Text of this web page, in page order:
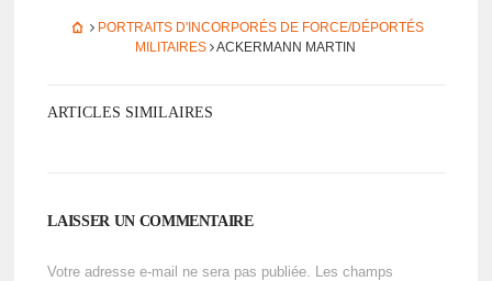
PORTRAITS D'INCORPORÉS DE FORCE/DÉPORTÉS
MILITAIRES
ACKERMANN MARTIN
ARTICLES SIMILAIRES
LAISSER UN COMMENTAIRE
Votre adresse e-mail ne sera pas publiée. Les champs